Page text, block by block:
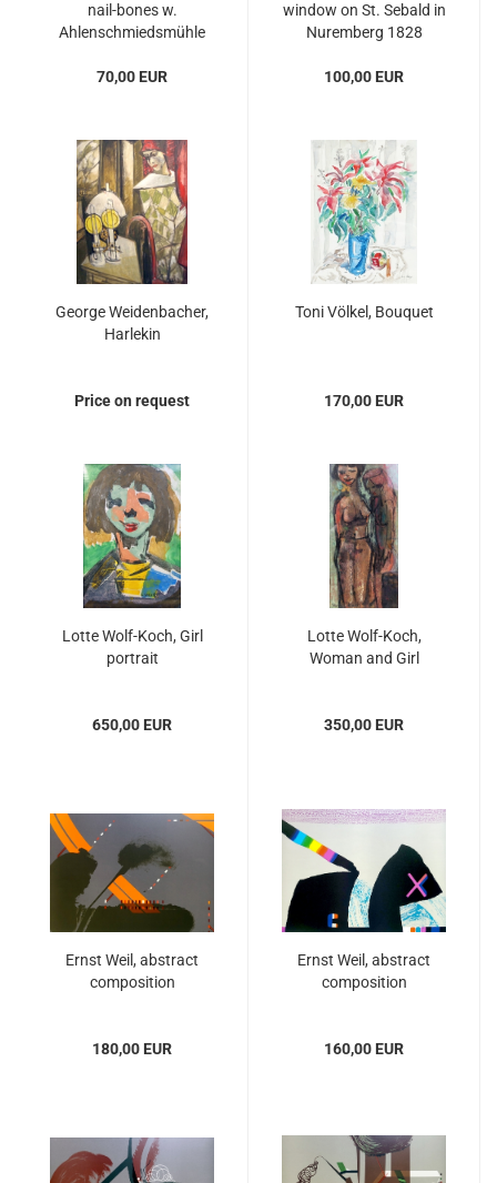
nail-bones w.
Ahlenschmiedsmühle
houses
70,00 EUR
window on St. Sebald in
Nuremberg 1828
100,00 EUR
George Weidenbacher,
Harlekin
Price on request
Toni Völkel, Bouquet
170,00 EUR
Lotte Wolf-Koch, Girl
portrait
650,00 EUR
Lotte Wolf-Koch,
Woman and Girl
350,00 EUR
Ernst Weil, abstract
composition
180,00 EUR
Ernst Weil, abstract
composition
160,00 EUR